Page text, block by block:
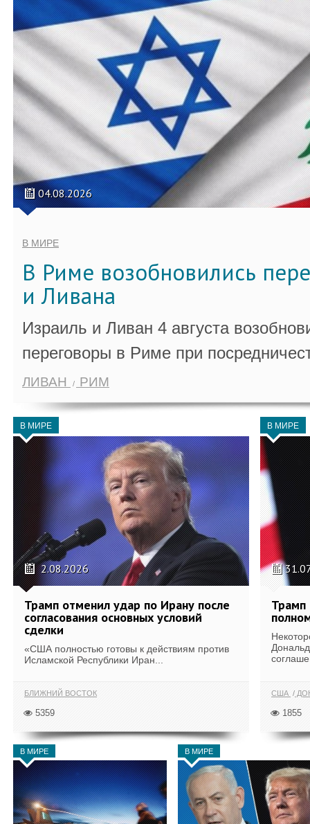
04.08.2026
В МИРЕ
В Риме возобновились
и Ливана
Израиль и Ливан 4 августа
переговоры в Риме при
ЛИВАН РИМ
В МИРЕ
2.08.2026
Трамп отменил удар по Ирану после
согласования основных условий
сделки
«США полностью готовы к действиям против
Исламской Республики Иран...
БЛИЖНИЙ ВОСТОК
5359
В МИРЕ
Трамп
США
1855
В МИРЕ В МИРЕ